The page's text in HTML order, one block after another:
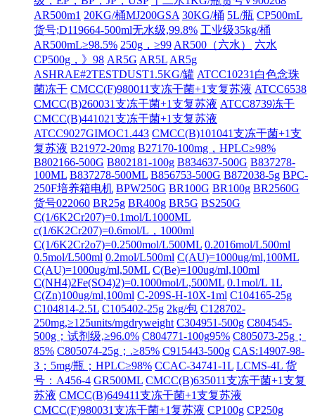
AR500m1 20KG/桶MJ200GSA 30KG/桶 5L/瓶 CP500mL
货号;D119664-500ml无水级,99.8% 工业级35kg/桶
AR500mL≥98.5% 250g，≥99 AR500（六水）
六水
CP500g，》98 AR5G AR5L AR5g
ASHRAE#2TESTDUST1.5KG/罐 ATCC10231白色念珠
菌冻干 CMCC(F)980011支冻干菌+1支复苏液 ATCC6538
CMCC(B)260031支冻干菌+1支复苏液 ATCC8739冻干
CMCC(B)441021支冻干菌+1支复苏液
ATCC9027GIMOC1.443 CMCC(B)101041支冻干菌+1支
复苏液 B21972-20mg B27170-100mg，HPLC≥98%
B802166-500G B802181-100g B834637-500G B837278-
100ML B837278-500ML B856753-500G B872038-5g BPC-
250F培养箱电机 BPW250G BR100G BR100g BR2560G
货号022060 BR25g BR400g BR5G BS250G
C(1/6K2Cr207)=0.1mol/L1000ML
c(1/6K2Cr207)=0.6mol/L，1000ml
C(1/6K2Cr2o7)=0.2500mol/L500ML 0.2016mol/L500ml
0.5mol/L500ml 0.2mol/L500ml C(AU)=1000ug/ml,100ML
C(AU)=1000ug/ml,50ML C(Be)=100ug/ml,100ml
C(NH4)2Fe(SO4)2)=0.1000mol/L,500ML 0.1mol/L 1L
C(Zn)100ug/ml,100ml C-209S-H-10X-1ml C104165-25g
C104814-2.5L C105402-25g 2kg/包 C128702-
250mg,≥125units/mgdryweight C304951-500g C804545-
500g；试剂级,≥96.0% C804771-100g95% C805073-25g；
85% C805074-25g；.≥85% C915443-500g CAS:14907-98-
3；5mg/瓶；HPLC≥98% CCAC-34741-1L LCMS-4L 货
号：A456-4 GR500ML CMCC(B)635011支冻干菌+1支复
苏液 CMCC(B)649411支冻干菌+1支复苏液
CMCC(F)980031支冻干菌+1复苏液 CP100g CP250g